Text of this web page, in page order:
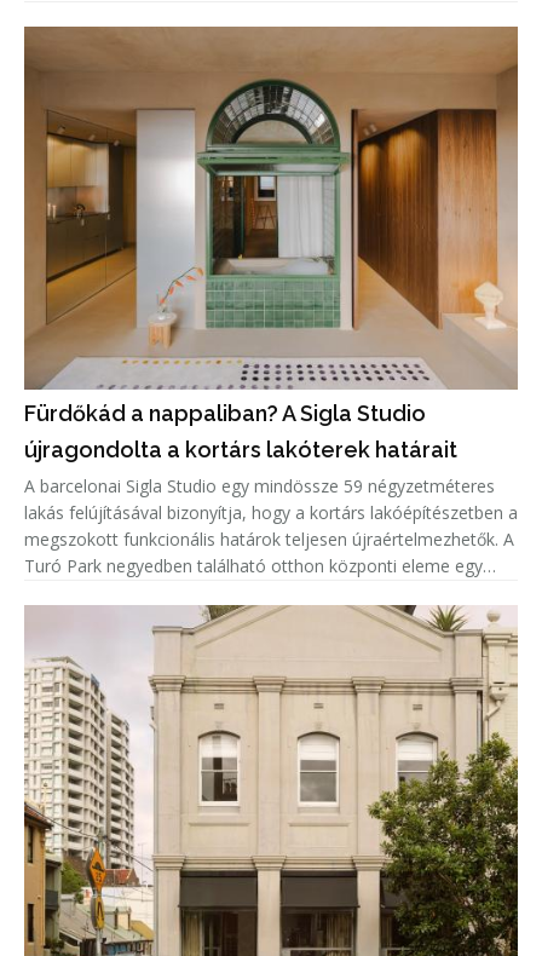
Fürdőkád a nappaliban? A Sigla Studio
újragondolta a kortárs lakóterek határait
A barcelonai Sigla Studio egy mindössze 59 négyzetméteres
lakás felújításával bizonyítja, hogy a kortárs lakóépítészetben a
megszokott funkcionális határok teljesen újraértelmezhetők. A
Turó Park negyedben található otthon központi eleme egy